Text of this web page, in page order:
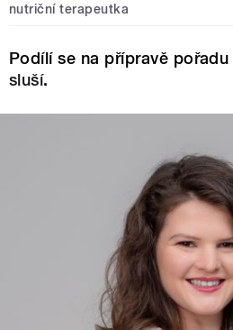
nutriční terapeutka
Podílí se na přípravě pořadu
sluší.